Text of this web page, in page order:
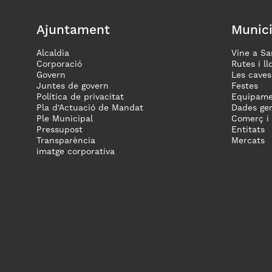
Ajuntament
Alcaldia
Corporació
Govern
Juntes de govern
Política de privacitat
Pla d'Actuació de Mandat
Ple Municipal
Pressupost
Transparència
imatge corporativa
Vine a
Rutes i
Les caves
Festes
Dades
Comerç i
Entitats
Mercats